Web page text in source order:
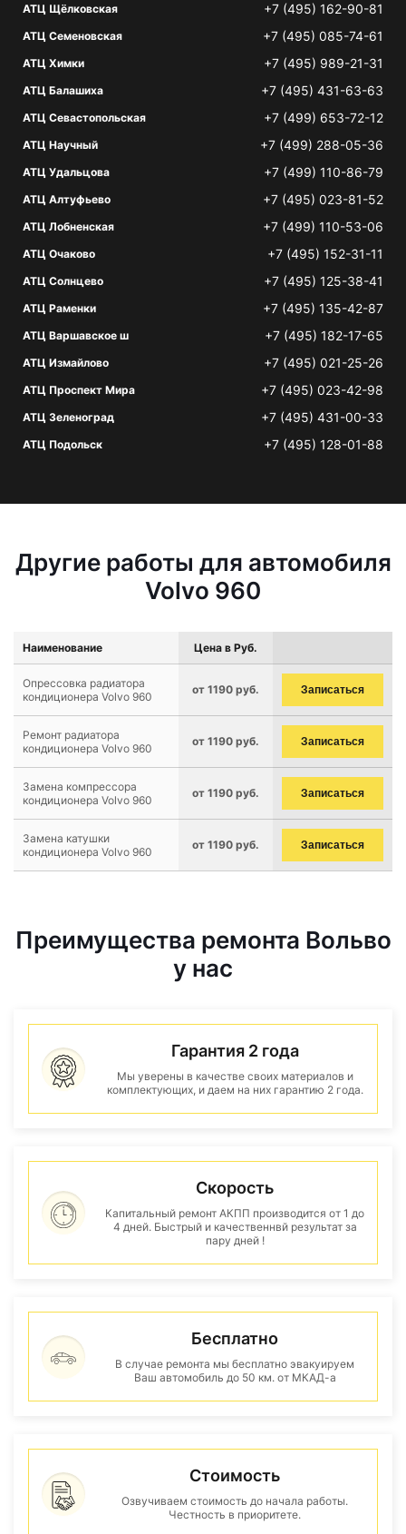
АТЦ Щёлковская +7 (495) 162-90-81
АТЦ Семеновская +7 (495) 085-74-61
АТЦ Химки +7 (495) 989-21-31
АТЦ Балашиха +7 (495) 431-63-63
АТЦ Севастопольская +7 (499) 653-72-12
АТЦ Научный +7 (499) 288-05-36
АТЦ Удальцова +7 (499) 110-86-79
АТЦ Алтуфьево +7 (495) 023-81-52
АТЦ Лобненская +7 (499) 110-53-06
АТЦ Очаково +7 (495) 152-31-11
АТЦ Солнцево +7 (495) 125-38-41
АТЦ Раменки +7 (495) 135-42-87
АТЦ Варшавское ш +7 (495) 182-17-65
АТЦ Измайлово +7 (495) 021-25-26
АТЦ Проспект Мира +7 (495) 023-42-98
АТЦ Зеленоград +7 (495) 431-00-33
АТЦ Подольск +7 (495) 128-01-88
Другие работы для автомобиля
Volvo 960
Наименование Цена в Руб.
Опрессовка радиатора
кондиционера Volvo 960
от 1190 руб. Записаться
Ремонт радиатора
кондиционера Volvo 960
от 1190 руб. Записаться
Замена компрессора
кондиционера Volvo 960
от 1190 руб. Записаться
Замена катушки
кондиционера Volvo 960
от 1190 руб. Записаться
Преимущества ремонта Вольво
у нас
Гарантия 2 года
Мы уверены в качестве своих материалов и
комплектующих, и даем на них гарантию 2 года.
Скорость
Капитальный ремонт АКПП производится от 1 до
4 дней. Быстрый и качественнвй результат за
пару дней !
Бесплатно
В случае ремонта мы бесплатно эвакуируем
Ваш автомобиль до 50 км. от МКАД-а
Стоимость
Озвучиваем стоимость до начала работы.
Честность в приоритете.